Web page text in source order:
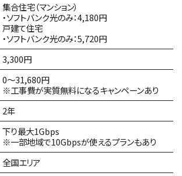
集合住宅（マンション）
・ソフトバンク光のみ：4,180円
戸建て住宅
・ソフトバンク光のみ：5,720円
3,300円
0～31,680円
※工事費が実質無料になるキャンペーンあり
2年
下り最大1Gbps
※一部地域で10Gbpsが使えるプランもあり
全国エリア